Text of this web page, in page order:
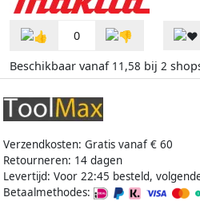
0
Beschikbaar vanaf 11,58 bij 2
Verzendkosten: Gratis vanaf € 60
Retourneren: 14 dagen
Levertijd: Voor 22:45 besteld,
Betaalmethodes: